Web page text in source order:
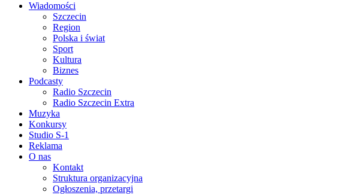
Wiadomości
Szczecin
Region
Polska i świat
Sport
Kultura
Biznes
Podcasty
Radio Szczecin
Radio Szczecin Extra
Muzyka
Konkursy
Studio S-1
Reklama
O nas
Kontakt
Struktura organizacyjna
Ogłoszenia, przetargi